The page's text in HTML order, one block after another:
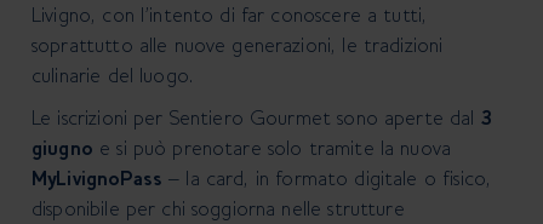
Livigno, con l'intento di far conoscere a tutti,
soprattutto alle nuove generazioni, le tradizioni
culinarie del luogo.
Le iscrizioni per Sentiero Gourmet sono aperte dal 3
giugno e si può prenotare solo tramite la nuova
MyLivignoPass– la card, in formato digitale o fisico,
disponibile per chi soggiorna nelle strutture